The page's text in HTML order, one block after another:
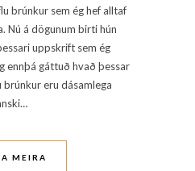
brúnkur sem ég hef alltaf
Nú á dögunum birti hún
uppskrift sem ég
ennþá gáttuð hvað þessar
eru dásamlega
MEIRA